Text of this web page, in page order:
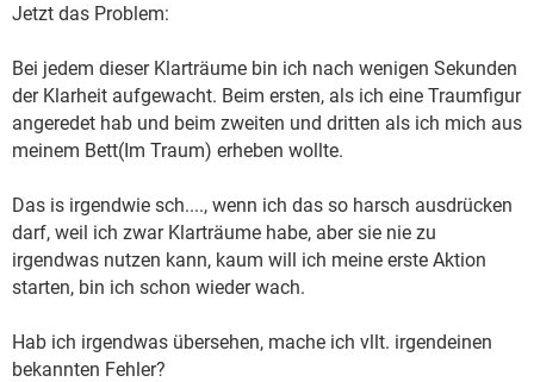
Jetzt das Problem:
Bei jedem dieser Klarträume bin ich nach wenigen Sekunden
der Klarheit aufgewacht. Beim ersten, als ich eine Traumfigur
angeredet hab und beim zweiten und dritten als ich mich aus
meinem Bett(Im Traum) erheben wollte.
Das is irgendwie sch...., wenn ich das so harsch ausdrücken
darf, weil ich zwar Klarträume habe, aber sie nie zu
irgendwas nutzen kann, kaum will ich meine erste Aktion
starten, bin ich schon wieder wach.
Hab ich irgendwas übersehen, mache ich vllt. irgendeinen
bekannten Fehler?